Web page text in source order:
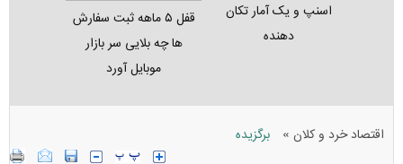
اسنپ و یک آمار تکان‌
دهنده
قفل ۵ ماهه ثبت‌ سفارش‌
ها چه بلایی سر بازار
موبایل آورد
اقتصاد خرد و کلان » برگزیده